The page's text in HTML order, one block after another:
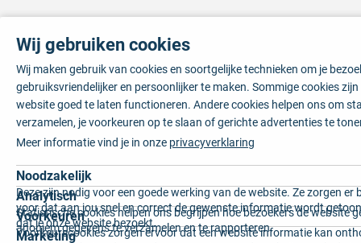
Wij gebruiken cookies
Wij maken gebruik van cookies en soortgelijke technieken om je
gebruiksvriendelijker en persoonlijker te maken. Sommige cookies
website goed te laten functioneren. Andere cookies helpen ons om
verzamelen, je voorkeuren op te slaan of gerichte advertenties te
Meer informatie vind je in onze privacyverklaring
Noodzakelijk
Deze zijn nodig voor een goede werking van de website. Ze zorgen er
voor dat aan jou snel en correct de gewenste informatie wordt
dat je onze website bezoekt.
Analytisch
Statistische cookies helpen ons begrijpen hoe bezoekers de website
anoniem gegevens te verzamelen en te rapporteren.
Voorkeuren
Voorkeurscookies zorgen ervoor dat een website informatie kan
Marketing